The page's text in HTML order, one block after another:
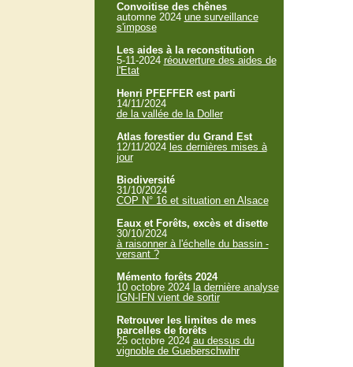
Convoitise des chênes
automne 2024 une surveillance
s'impose
Les aides à la reconstitution
5-11-2024 réouverture des aides de
l'Etat
Henri PFEFFER est parti
14/11/2024
de la vallée de la Doller
Atlas forestier du Grand Est
12/11/2024 les dernières mises à
jour
Biodiversité
31/10/2024
COP N° 16 et situation en Alsace
Eaux et Forêts, excès et disette
30/10/2024
à raisonner à l'échelle du bassin -
versant ?
Mémento forêts 2024
10 octobre 2024 la dernière analyse
IGN-IFN vient de sortir
Retrouver les limites de mes
parcelles de forêts
25 octobre 2024 au dessus du
vignoble de Gueberschwihr